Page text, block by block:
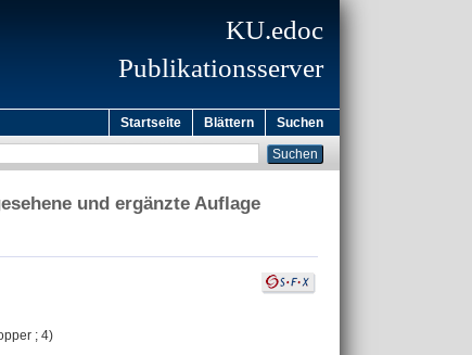
KU.edoc
Publikationsserver
Startseite Blättern Suchen
und ergänzte Auflage
; 4)